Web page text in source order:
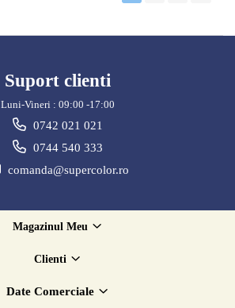
Suport clienti
Luni-Vineri : 09:00 -17:00
0742 021 021
0744 540 333
comanda@supercolor.ro
Magazinul Meu
Clienti
Date Comerciale